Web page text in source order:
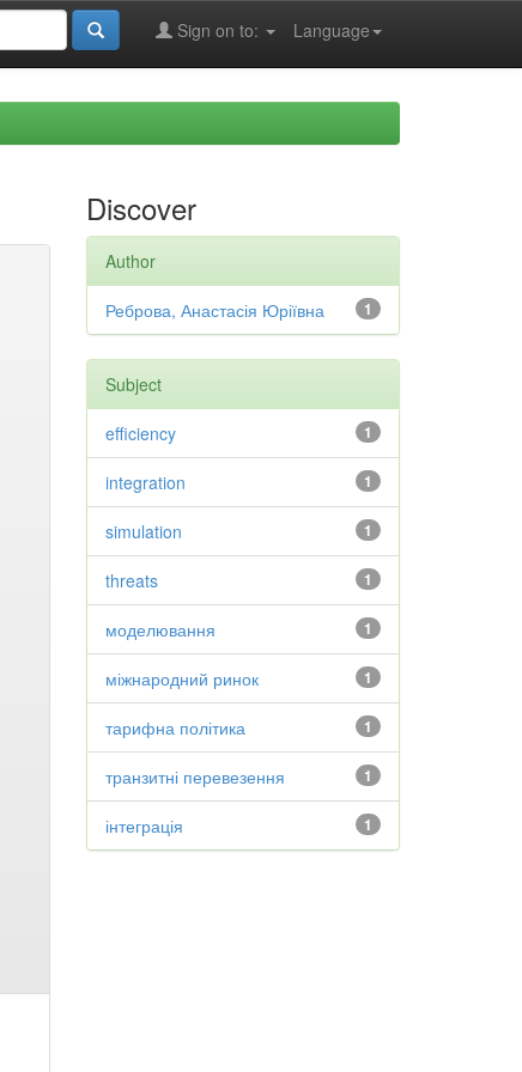
Language
Sign on to:
Discover
Author
1
Реброва, Анастасія Юріївна
Subject
1
efficiency
1
integration
1
simulation
1
threats
1
моделювання
1
міжнародний ринок
1
тарифна політика
1
транзитні перевезення
1
інтеграція